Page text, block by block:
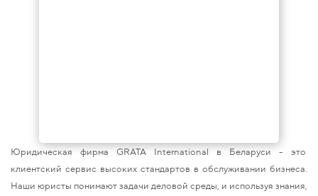
Юридическая фирма GRATA International в Беларуси - это
клиентский сервис высоких стандартов в обслуживании бизнеса.
Наши юристы понимают задачи деловой среды, и используя знания,